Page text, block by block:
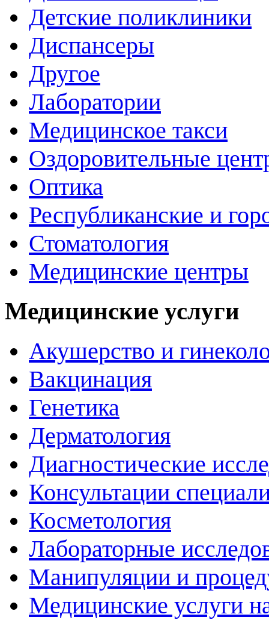
Детские поликлиники
Диспансеры
Другое
Лаборатории
Медицинское такси
Оздоровительные
Оптика
Республиканские и
Стоматология
Медицинские центры
Медицинские услуги
Акушерство и
Вакцинация
Генетика
Дерматология
Диагностические
Консультации
Косметология
Лабораторные
Манипуляции и
Медицинские услуги